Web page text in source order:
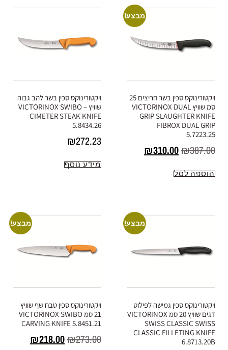
מבצע!
ויקטורינוקס סכין בשר חריצים 25
סמ שוויץ VICTORINOX DUAL
GRIP SLAUGHTER KNIFE
FIBROX DUAL GRIP
5.7223.25
₪387.00
₪310.00
הוספה לסל
ויקטורינוקס סכין בשר להב גבוה
שוויץ VICTORINOX SWIBO –
CIMETER STEAK KNIFE
5.8434.26
₪272.23
מידע נוסף
מבצע!
ויקטורינוקס סכין גמישה לפילוט
דגים שוויץ 20 סמ VICTORINOX
SWISS CLASSIC SWISS
CLASSIC FILLETING KNIFE
6.8713.20B
מבצע!
ויקטורינוקס סכין טבח שף שוויץ
21 סמ VICTORINOX SWIBO
CARVING KNIFE 5.8451.21
₪273.00
₪218.00